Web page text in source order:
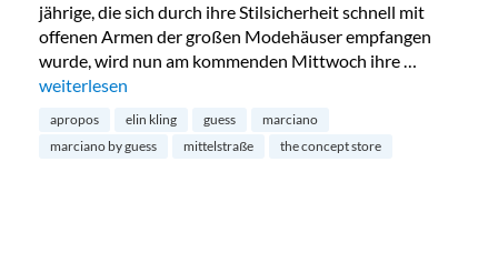
jährige, die sich durch ihre Stilsicherheit schnell mit
offenen Armen der großen Modehäuser empfangen
wurde, wird nun am kommenden Mittwoch ihre …
„Elin Kling für Guess by Marciano“
weiterlesen
apropos elin kling guess
marciano
marciano by guess
mittelstraße the concept store